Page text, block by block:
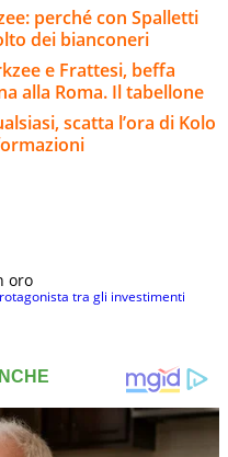
perché con Spalletti
dei bianconeri
e Frattesi, beffa
alla Roma. Il tabellone
scatta l’ora di Kolo
oro
tra gli investimenti